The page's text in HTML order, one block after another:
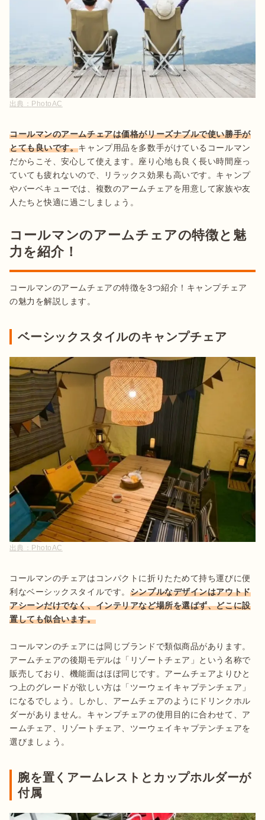
出典： PhotoAC
コールマンのアームチェアは価格がリーズナブルで使い勝手が
とても良いです。キャンプ用品を多数手がけているコールマン
だからこそ、安心して使えます。座り心地も良く長い時間座っ
ていても疲れないので、リラックス効果も高いです。キャンプ
やバーベキューでは、複数のアームチェアを用意して家族や友
人たちと快適に過ごしましょう。
コールマンのアームチェアの特徴と魅
力を紹介！
コールマンのアームチェアの特徴を3つ紹介！キャンプチェア
の魅力を解説します。
ベーシックスタイルのキャンプチェア
出典： PhotoAC
コールマンのチェアはコンパクトに折りたためて持ち運びに便
利なベーシックスタイルです。 シンプルなデザインはアウトド
アシーンだけでなく、インテリアなど場所を選ばず、どこに設
置しても似合います。
コールマンのチェアには同じブランドで類似商品があります。
アームチェアの後期モデルは「リゾートチェア」という名称で
販売しており、機能面はほぼ同じです。アームチェアよりひと
つ上のグレードが欲しい方は「ツーウェイキャプテンチェア」
になるでしょう。しかし、アームチェアのようにドリンクホル
ダーがありません。キャンプチェアの使用目的に合わせて、ア
ームチェア、リゾートチェア、ツーウェイキャプテンチェアを
選びましょう。
腕を置くアームレストとカップホルダーが
付属